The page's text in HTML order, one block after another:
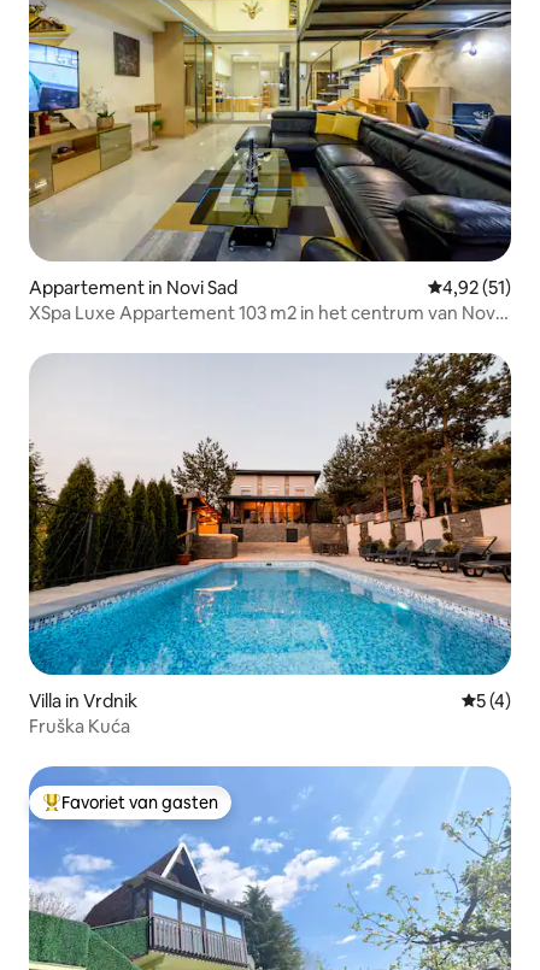
Appartement in Novi Sad Gemiddelde
4,92 (51)
XSpa Luxe Appartement 103 m2 in het centrum van Novi
Villa in Vrdnik
5 (4)
Fruška Kuća
Topfavoriet van gasten
Favoriet van gasten